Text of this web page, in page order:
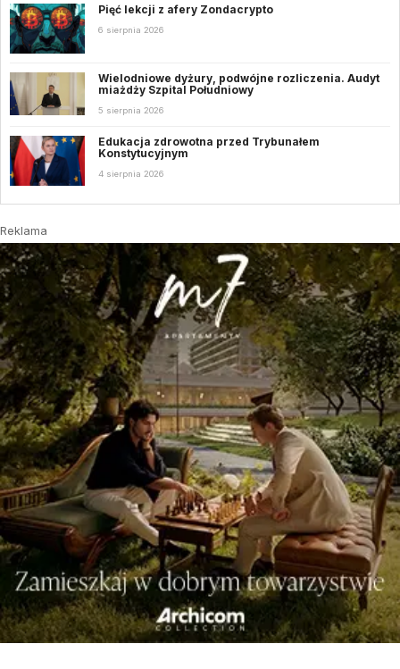
Pięć lekcji z afery Zondacrypto
6 sierpnia 2026
Wielodniowe dyżury, podwójne rozliczenia. Audyt
miażdży Szpital Południowy
5 sierpnia 2026
Edukacja zdrowotna przed Trybunałem
Konstytucyjnym
4 sierpnia 2026
Reklama